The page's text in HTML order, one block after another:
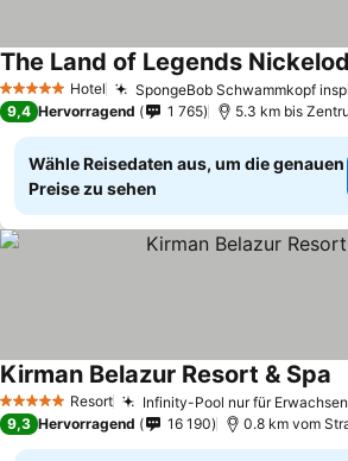
5 Sterne Hotel SpongeBob Schwammkopf
9,4 Hervorragend 1 765 5.3 km bis
Wähle Reisedaten aus, um die genauen
Preise zu sehen
5 Sterne Resort Infinity-Pool nur für
Kirman Belazur Resort & Spa
9,3 Hervorragend 16 190 0.8 km vom